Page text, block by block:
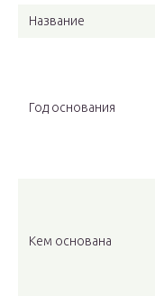
Название
Год основания
Кем основана